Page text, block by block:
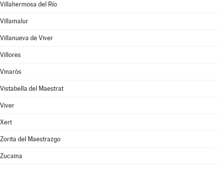
Villahermosa del Río
Villamalur
Villanueva de Viver
Villores
Vinaròs
Vistabella del Maestrat
Viver
Xert
Zorita del Maestrazgo
Zucaina